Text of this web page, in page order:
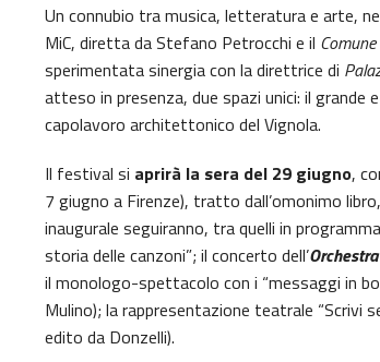
Un connubio tra musica, letteratura e arte,
MiC, diretta da Stefano Petrocchi e il
sperimentata sinergia con la direttrice di
atteso in presenza, due spazi unici: il
capolavoro architettonico del Vignola.
Il festival si aprirà la sera del 29 giugno,
7 giugno a Firenze), tratto dall’omonimo
inaugurale seguiranno, tra quelli in
storia delle canzoni”; il concerto dell’
il monologo-spettacolo con i “messaggi in
Mulino); la rappresentazione teatrale “Scrivi
edito da Donzelli).